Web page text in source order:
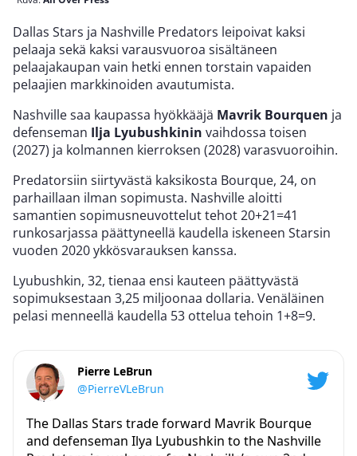
Dallas Stars ja Nashville Predators leipoivat kaksi
pelaaja sekä kaksi varausvuoroa sisältäneen
pelaajakaupan vain hetki ennen torstain vapaiden
pelaajien markkinoiden avautumista.
Nashville saa kaupassa hyökkääjä Mavrik Bourquen ja
defenseman Ilja Lyubushkinin vaihdossa toisen
(2027) ja kolmannen kierroksen (2028) varasvuoroihin.
Predatorsiin siirtyvästä kaksikosta Bourque, 24, on
parhaillaan ilman sopimusta. Nashville aloitti
samantien sopimusneuvottelut tehot 20+21=41
runkosarjassa päättyneellä kaudella iskeneen Starsin
vuoden 2020 ykkösvarauksen kanssa.
Lyubushkin, 32, tienaa ensi kauteen päättyvästä
sopimuksestaan 3,25 miljoonaa dollaria. Venäläinen
pelasi menneellä kaudella 53 ottelua tehoin 1+8=9.
Pierre LeBrun
@PierreVLeBrun
The Dallas Stars trade forward Mavrik Bourque
and defenseman Ilya Lyubushkin to the Nashville